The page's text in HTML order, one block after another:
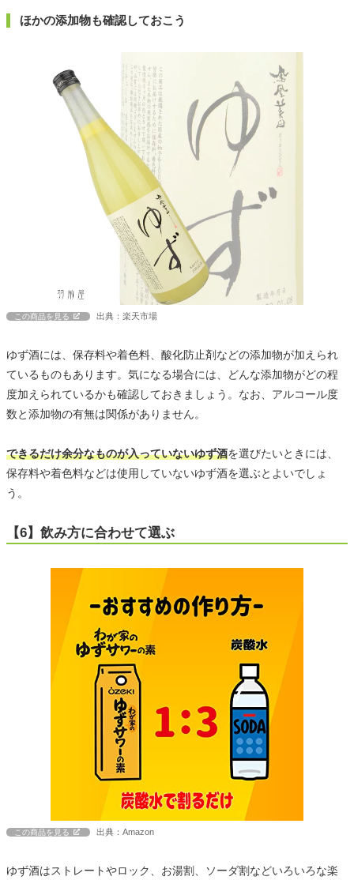
ほかの添加物も確認しておこう
この商品を見る 出典：楽天市場
ゆず酒には、保存料や着色料、酸化防止剤などの添加物が加えられ
ているものもあります。気になる場合には、どんな添加物がどの程
度加えられているかも確認しておきましょう。なお、アルコール度
数と添加物の有無は関係がありません。
できるだけ余分なものが入っていないゆず酒を選びたいときには、
保存料や着色料などは使用していないゆず酒を選ぶとよいでしょ
う。
【6】飲み方に合わせて選ぶ
この商品を見る 出典：Amazon
ゆず酒はストレートやロック、お湯割、ソーダ割などいろいろな楽